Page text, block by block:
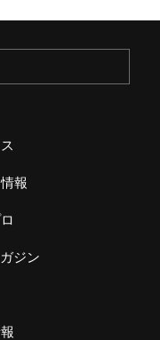
報
ジン